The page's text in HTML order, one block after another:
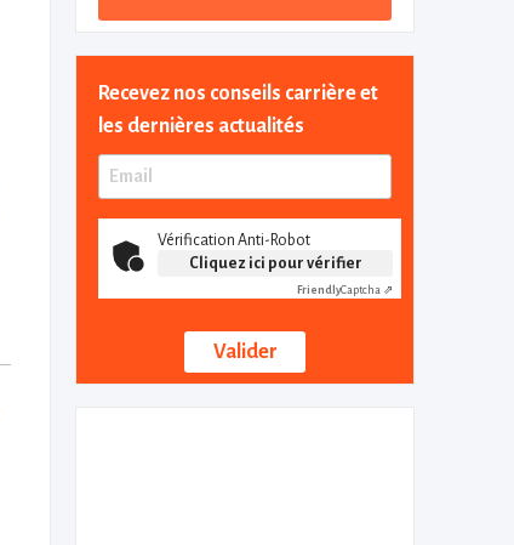
Recevez nos conseils carrière et
les dernières actualités
Vérification Anti-Robot
Cliquez ici pour vérifier
FriendlyCaptcha ⇗